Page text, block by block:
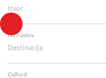
Izvor
Na naslov
Destinacija
Odhod